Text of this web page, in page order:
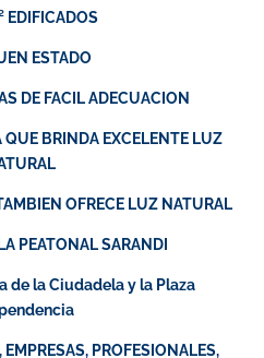
EDIFICADOS
ESTADO
DE FACIL ADECUACION
QUE BRINDA EXCELENTE LUZ
OFRECE LUZ NATURAL
PEATONAL SARANDI
de la Ciudadela y la Plaza
EMPRESAS, PROFESIONALES,